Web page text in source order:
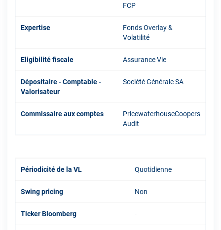
FCP
Expertise
Fonds Overlay &
Volatilité
Eligibilité fiscale Assurance Vie
Dépositaire - Comptable -
Valorisateur
Société Générale SA
Commissaire aux comptes
PricewaterhouseCoopers
Audit
Périodicité de la VL Quotidienne
Swing pricing Non
Ticker Bloomberg -